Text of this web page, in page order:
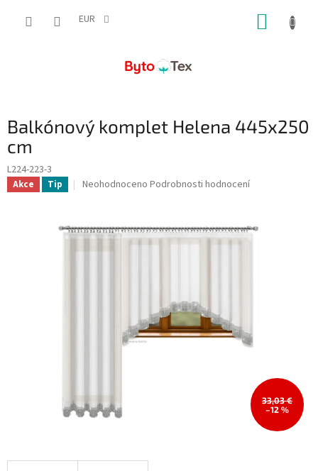
EUR
Balkónový komplet Helena 445x250
cm
L224-223-3
Akce Tip
Průměrné
je
0,0
Neohodnoceno Podrobnosti hodnocení
33,03 €
–12 %